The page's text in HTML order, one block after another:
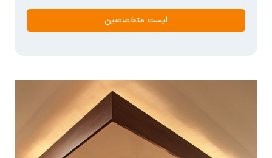
لیست متخصصین